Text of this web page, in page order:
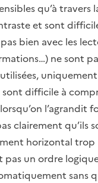
qu’à travers
et sont
bien avec les
ne sont
sont difficile à
l’agrandit
clairement qu’ils
horizontal
pas un ordre
sans